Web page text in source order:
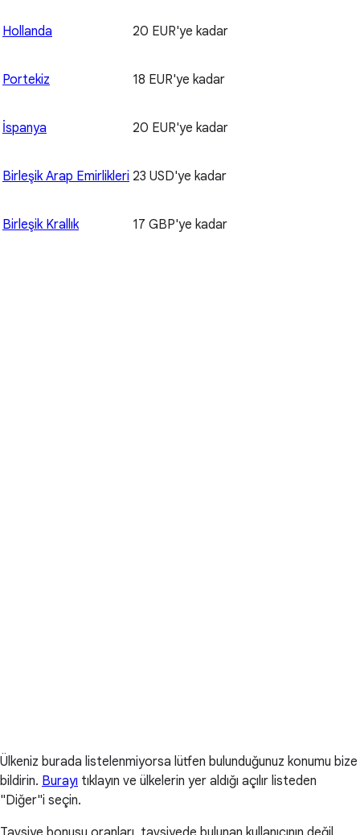
Hollanda 20 EUR'ye kadar
Portekiz 18 EUR'ye kadar
İspanya 20 EUR'ye kadar
Birleşik Arap Emirlikleri 23 USD'ye kadar
Birleşik Krallık 17 GBP'ye kadar
Ülkeniz burada listelenmiyorsa lütfen bulunduğunuz konumu bize
bildirin. Burayı tıklayın ve ülkelerin yer aldığı açılır listeden
"Diğer"i seçin.